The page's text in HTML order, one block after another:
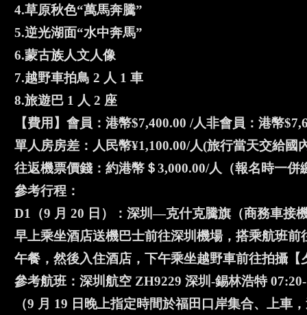
4.草原秋色“萬馬奔騰”
5.逆光湖面“水中奔馬”
6.蒙古族人文人像
7.越野車拍鳥 2 人 1 車
8.旅遊巴 1 人 2 座
【費用】會員：港幣$7,400.00 /人非會員：港幣
單人房房差：人民幣¥1,100.00/人(旅行當天交給國
往返機票價錢：約港幣＄3,000.00/人（報名時一併
參考行程：
D1（9 月 20 日）：深圳—克什克騰旗（商務車接
早上乘坐酒店送機巴士前往深圳機場，搭乘航班
午餐，然後入住酒店，下午乘坐越野車前往拍攝
參考航班：深圳航空 ZH9229 深圳-錫林浩特
（9 月 19 日晚上指定時間於福田口岸集合、上車